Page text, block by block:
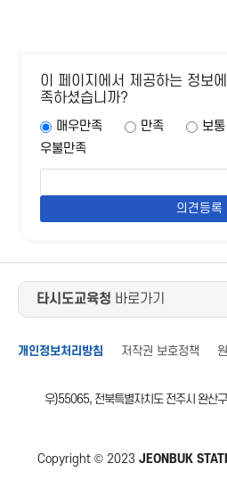
이 페이지에서 제공하는 정보
족하셨습니까?
매우만족 만족 보통
우불만족
타시도교육청 바로가기
개인정보처리방침 저작권 보호정책
우)55065, 전북특별자치도 전주시 완산
Copyright © 2023 JEONBUK